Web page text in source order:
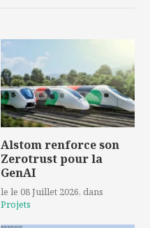
Alstom renforce son
Zerotrust pour la
GenAI
le le 08 Juillet 2026, dans
Projets